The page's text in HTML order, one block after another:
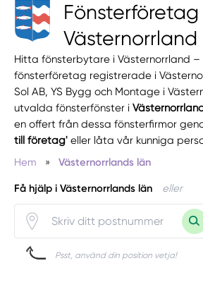
Fönsterföretag
Västernorrland
Hitta fönsterbytare i Västernorrland –
fönsterföretag registrerade i
Sol AB, YS Bygg och Montage i
utvalda fönsterfönster iVästernorrland
en offert från dessa fönsterfirmor
till företag' eller låta vår kunniga
Hem
» Västernorrlands län
Få hjälp i Västernorrlands län eller
Psst, använd din position vetja!